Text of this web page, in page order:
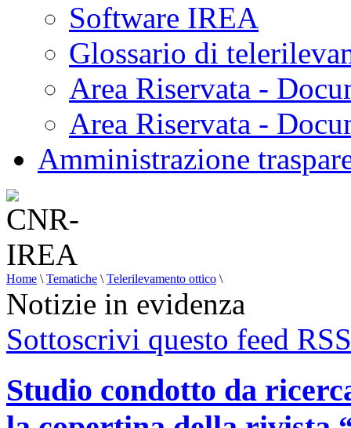
Software IREA
Glossario di
Area Riservata -
Area Riservata -
Amministrazione
Home \ Tematiche \ Telerilevamento ottico \
Notizie in evidenza
Sottoscrivi questo feed RSS
Studio condotto da